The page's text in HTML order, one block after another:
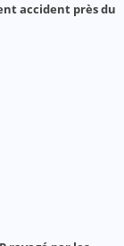
accident près du